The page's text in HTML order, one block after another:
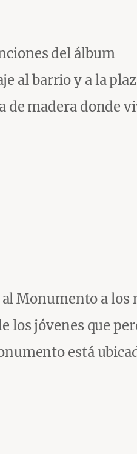
del álbum
al barrio y a la
de madera donde
Monumento a los
los jóvenes que
está